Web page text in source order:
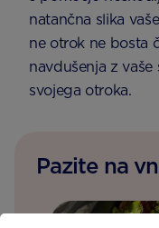
natančna slika
ne otrok ne bosta
navdušenja z
svojega otroka.
Pazite na